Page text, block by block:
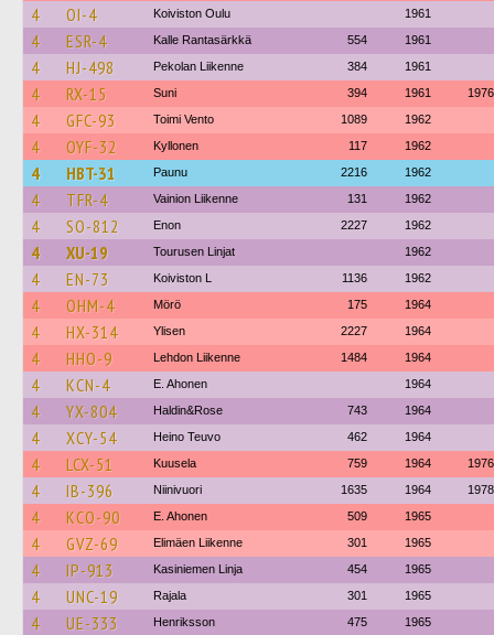
4 OI-4 Koiviston Oulu 1961
4 ESR-4 Kalle Rantasärkkä 554 1961
4 HJ-498 Pekolan Liikenne 384 1961
4 RX-15 Suni 394 1961 1976
4 GFC-93 Toimi Vento 1089 1962
4 OYF-32 Kyllonen 117 1962
4 HBT-31 Paunu 2216 1962
4 TFR-4 Vainion Liikenne 131 1962
4 SO-812 Enon 2227 1962
4 XU-19 Tourusen Linjat 1962
4 EN-73 Koiviston L 1136 1962
4 OHM-4 Mörö 175 1964
4 HX-314 Ylisen 2227 1964
4 HHO-9 Lehdon Liikenne 1484 1964
4 KCN-4 E. Ahonen 1964
4 YX-804 Haldin&Rose 743 1964
4 XCY-54 Heino Teuvo 462 1964
4 LCX-51 Kuusela 759 1964 1976
4 IB-396 Niinivuori 1635 1964 1978
4 KCO-90 E. Ahonen 509 1965
4 GVZ-69 Elimäen Liikenne 301 1965
4 IP-913 Kasiniemen Linja 454 1965
4 UNC-19 Rajala 301 1965
4 UE-333 Henriksson 475 1965